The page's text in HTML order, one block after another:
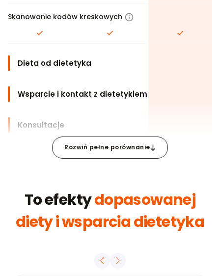
Skanowanie kodów kreskowych
Dieta od dietetyka
Wsparcie i kontakt z dietetykiem
Konsultacje
Rozwiń pełne porównanie
To efektydopasowanej
diety i wsparcia dietetyka